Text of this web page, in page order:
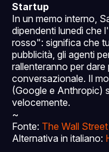
Startup
In un memo interno,
dipendenti lunedì che
rosso": significa che
pubblicità, gli agenti
rallenteranno per
conversazionale. Il
(Google e Anthropic)
velocemente.
~
Fonte: The Wall
Alternativa in italiano: